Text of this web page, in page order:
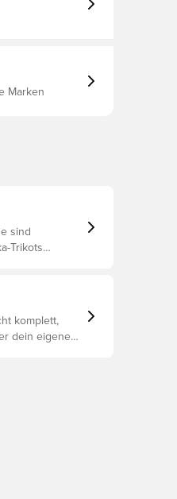
Marken
sind
Trikots
komplett,
dein eigener